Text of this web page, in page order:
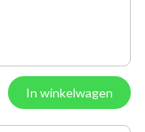
In winkelwagen